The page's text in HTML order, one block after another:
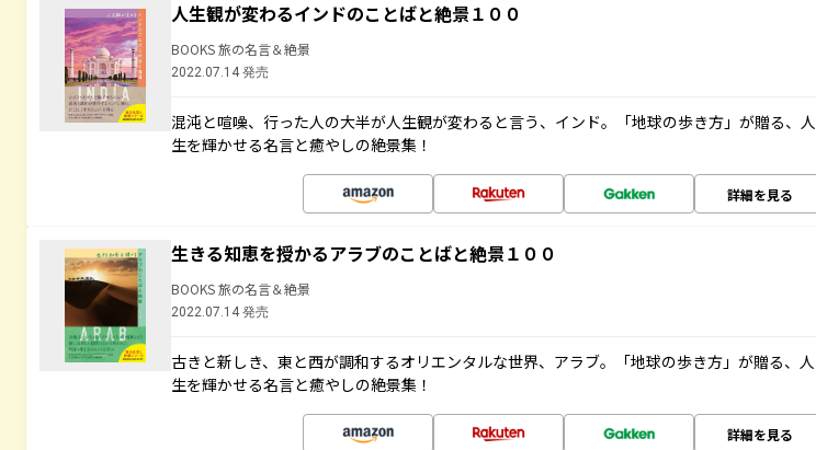
人生観が変わるインドのことばと絶景１００
BOOKS 旅の名言＆絶景
2022.07.14 発売
混沌と喧噪、行った人の大半が人生観が変わると言う、インド。「地球の歩き方」が贈る、人
生を輝かせる名言と癒やしの絶景集！
詳細を見る
生きる知恵を授かるアラブのことばと絶景１００
BOOKS 旅の名言＆絶景
2022.07.14 発売
古きと新しき、東と西が調和するオリエンタルな世界、アラブ。「地球の歩き方」が贈る、人
生を輝かせる名言と癒やしの絶景集！
詳細を見る